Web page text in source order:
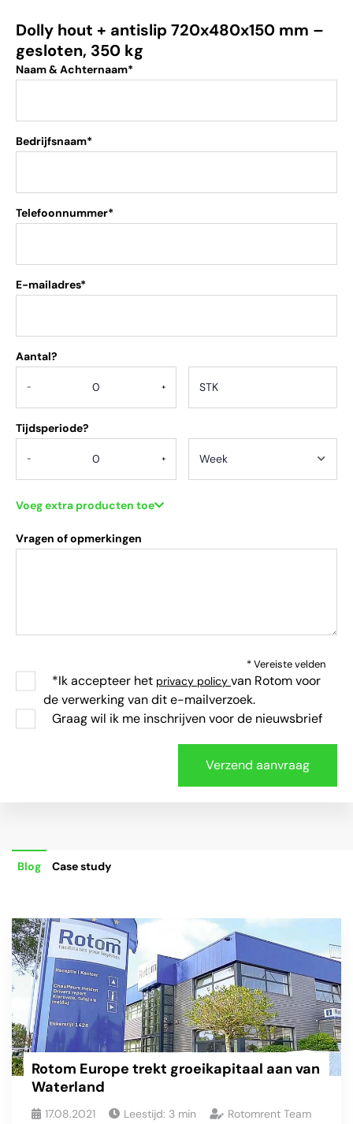
Dolly hout + antislip 720x480x150 mm –
gesloten, 350 kg
Naam & Achternaam*
Bedrijfsnaam*
Telefoonnummer*
E-mailadres*
Aantal?
- +
Tijdsperiode?
- +
Voeg extra producten toe
Vragen of opmerkingen
* Vereiste velden
*Ik accepteer het privacy policy van Rotom voor
de verwerking van dit e-mailverzoek.
Graag wil ik me inschrijven voor de nieuwsbrief
Blog Case study
Rotom Europe trekt groeikapitaal aan van
Waterland
17.08.2021 Leestijd: 3 min
Rotomrent Team